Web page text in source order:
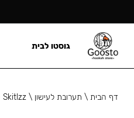
דף הבית\ תערובת לעישון \
גוסטו לבית